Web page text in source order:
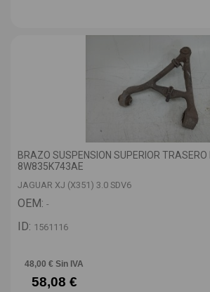
BRAZO SUSPENSION SUPERIOR TRASERO
8W835K743AE
JAGUAR XJ (X351) 3.0 SDV6
OEM: -
ID: 1561116
48,00 € Sin IVA
58,08 €